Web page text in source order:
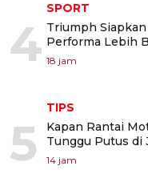
4
SPORT
Triumph
Performa Lebih
18 jam
5
TIPS
Kapan Rantai
Tunggu Putus di
14 jam